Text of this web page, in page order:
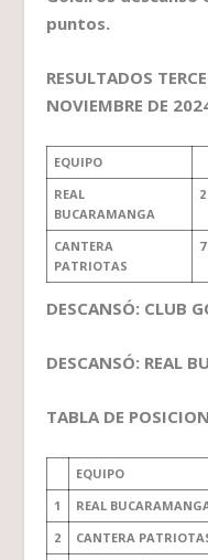
puntos.
RESULTADOS
NOVIEMBRE DE
EQUIPO
REAL
BUCARAMANGA
2
CANTERA
PATRIOTAS
7
DESCANSÓ: CLUB
DESCANSÓ: REAL
TABLA DE
EQUIPO
1
REAL
2
CANTERA